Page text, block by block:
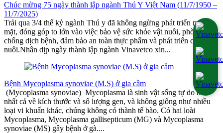
Chúc mừng 75 ngày thành lập ngành Thú Y Việt Nam (11/7/1950 –
11/7/2025)
Trải qua 3/4 thế kỷ ngành Thú y đã không ngừng phát triển mọi
mặt, đóng góp to lớn vào việc bảo vệ sức khỏe vật nuôi, phòng
chống dịch bệnh, đảm bảo an toàn thực phẩm và phát triển chăn
nuôi.Nhân dịp ngày thành lập ngành Vinavetco xin...
Bệnh Mycoplasma synoviae (M.S) ở gia cầm
(Mycoplasma synoviae) Mycoplasma là sinh vật sống tự do nhỏ
nhất cả về kích thước và số lượng gen, và không giống như nhiều
loại vi khuẩn khác, chúng không có thành tế bào. Có hai loài
Mycoplasma, Mycoplasma gallisepticum (MG) và Mycoplasma
synoviae (MS) gây bệnh ở gà....